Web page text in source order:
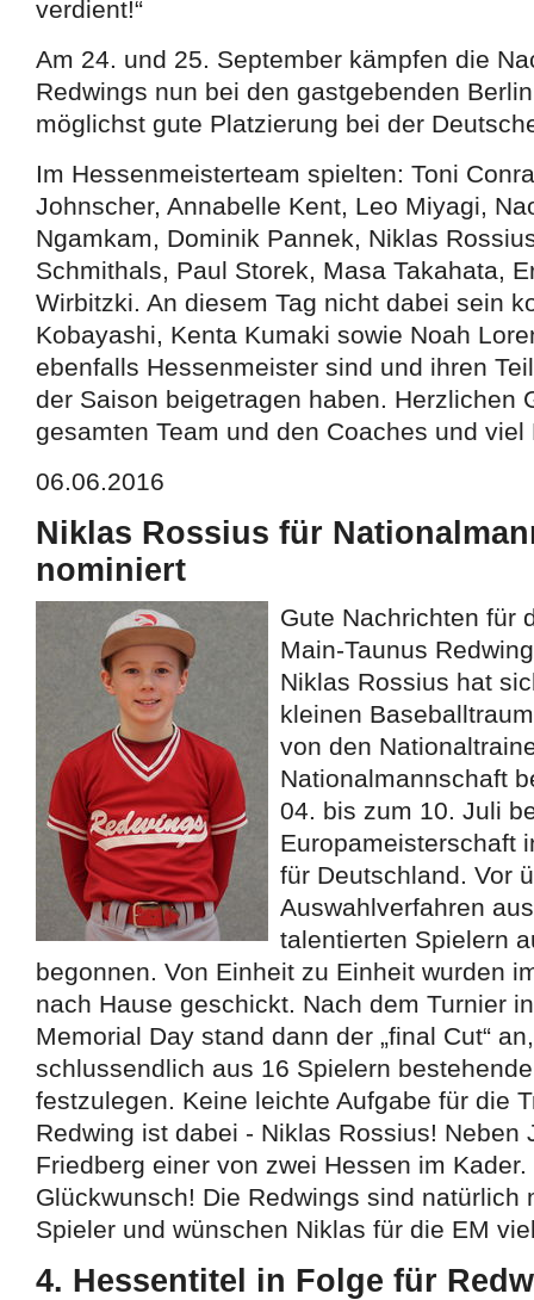
verdient!“
Am 24. und 25. September kämpfen die
Redwings nun bei den gastgebenden
möglichst gute Platzierung bei der
Im Hessenmeisterteam spielten: Toni
Johnscher, Annabelle Kent, Leo Miyagi,
Ngamkam, Dominik Pannek, Niklas
Schmithals, Paul Storek, Masa Takahata,
Wirbitzki. An diesem Tag nicht dabei sein
Kobayashi, Kenta Kumaki sowie Noah
ebenfalls Hessenmeister sind und ihren
der Saison beigetragen haben. Herzlichen
gesamten Team und den Coaches und viel
06.06.2016
Niklas Rossius für
nominiert
Gute Nachrichten für
Main-Taunus
Niklas Rossius hat
kleinen
von den
Nationalmannschaft
04. bis zum 10. Juli
Europameisterschaft
für Deutschland. Vor
Auswahlverfahren
talentierten Spielern
begonnen. Von Einheit zu Einheit wurden
nach Hause geschickt. Nach dem Turnier
Memorial Day stand dann der „final Cut“
schlussendlich aus 16 Spielern
festzulegen. Keine leichte Aufgabe für die
Redwing ist dabei - Niklas Rossius! Neben
Friedberg einer von zwei Hessen im
Glückwunsch! Die Redwings sind natürlich
Spieler und wünschen Niklas für die EM
4. Hessentitel in Folge für